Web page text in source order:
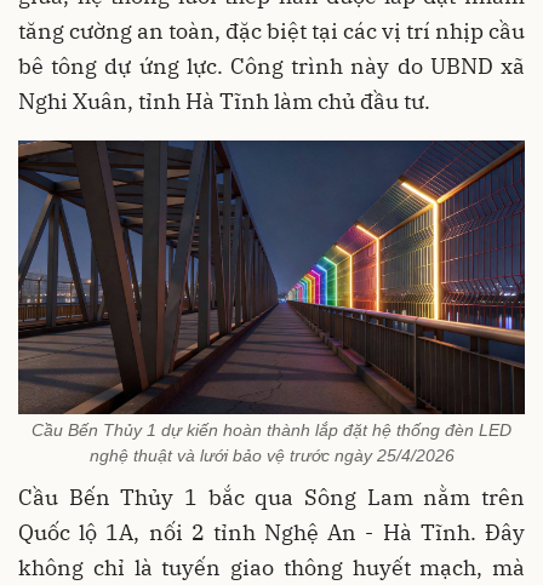
tăng cường an toàn, đặc biệt tại các vị trí nhịp cầu
bê tông dự ứng lực. Công trình này do UBND xã
Nghi Xuân, tỉnh Hà Tĩnh làm chủ đầu tư.
Cầu Bến Thủy 1 dự kiến hoàn thành lắp đặt hệ thống đèn LED
nghệ thuật và lưới bảo vệ trước ngày 25/4/2026
Cầu Bến Thủy 1 bắc qua Sông Lam nằm trên
Quốc lộ 1A, nối 2 tỉnh Nghệ An - Hà Tĩnh. Đây
không chỉ là tuyến giao thông huyết mạch, mà